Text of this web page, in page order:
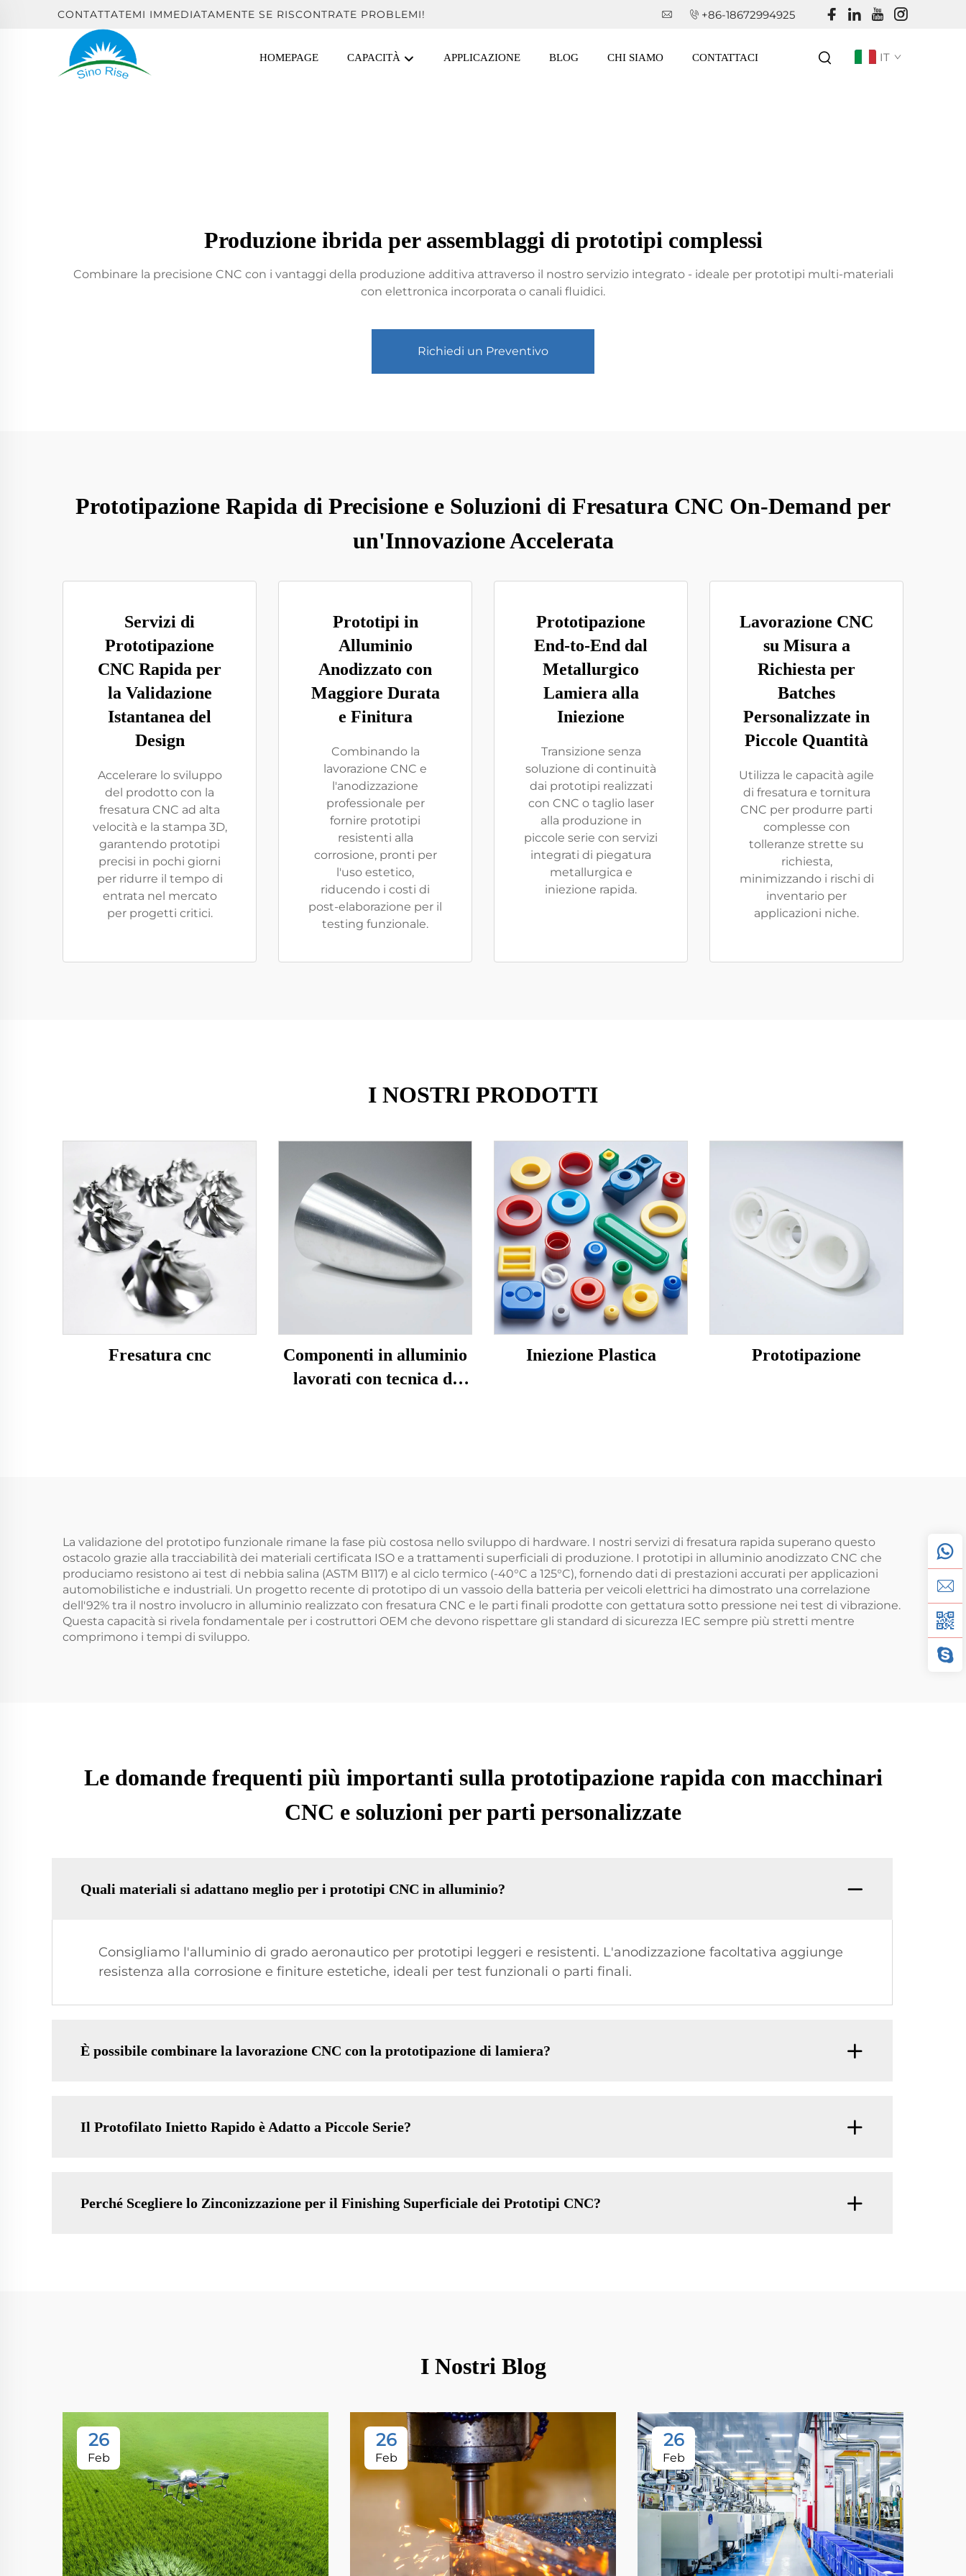
CONTATTATEMI IMMEDIATAMENTE SE RISCONTRATE PROBLEMI! +86-18672994925
HOMEPAGE CAPACITÀ APPLICAZIONE BLOG CHI SIAMO CONTATTACI IT
Produzione ibrida per assemblaggi di prototipi complessi
Combinare la precisione CNC con i vantaggi della produzione additiva attraverso il nostro servizio integrato - ideale per prototipi multi-materiali
con elettronica incorporata o canali fluidici.
Richiedi un Preventivo
Prototipazione Rapida di Precisione e Soluzioni di Fresatura CNC On-Demand per
un'Innovazione Accelerata
Servizi di
Prototipazione
CNC Rapida per
la Validazione
Istantanea del
Design
Accelerare lo sviluppo
del prodotto con la
fresatura CNC ad alta
velocità e la stampa 3D,
garantendo prototipi
precisi in pochi giorni
per ridurre il tempo di
entrata nel mercato
per progetti critici.
Prototipi in
Alluminio
Anodizzato con
Maggiore Durata
e Finitura
Combinando la
lavorazione CNC e
l'anodizzazione
professionale per
fornire prototipi
resistenti alla
corrosione, pronti per
l'uso estetico,
riducendo i costi di
post-elaborazione per il
testing funzionale.
Prototipazione
End-to-End dal
Metallurgico
Lamiera alla
Iniezione
Transizione senza
soluzione di continuità
dai prototipi realizzati
con CNC o taglio laser
alla produzione in
piccole serie con servizi
integrati di piegatura
metallurgica e
iniezione rapida.
Lavorazione CNC
su Misura a
Richiesta per
Batches
Personalizzate in
Piccole Quantità
Utilizza le capacità agile
di fresatura e tornitura
CNC per produrre parti
complesse con
tolleranze strette su
richiesta,
minimizzando i rischi di
inventario per
applicazioni niche.
I NOSTRI PRODOTTI
Fresatura cnc
Componenti in alluminio
lavorati con tecnica di
Iniezione Plastica Prototipazione
La validazione del prototipo funzionale rimane la fase più costosa nello sviluppo di hardware. I nostri servizi di fresatura rapida superano questo
ostacolo grazie alla tracciabilità dei materiali certificata ISO e a trattamenti superficiali di produzione. I prototipi in alluminio anodizzato CNC che
produciamo resistono ai test di nebbia salina (ASTM B117) e al ciclo termico (-40°C a 125°C), fornendo dati di prestazioni accurati per applicazioni
automobilistiche e industriali. Un progetto recente di prototipo di un vassoio della batteria per veicoli elettrici ha dimostrato una correlazione
dell'92% tra il nostro involucro in alluminio realizzato con fresatura CNC e le parti finali prodotte con gettatura sotto pressione nei test di vibrazione.
Questa capacità si rivela fondamentale per i costruttori OEM che devono rispettare gli standard di sicurezza IEC sempre più stretti mentre
comprimono i tempi di sviluppo.
Le domande frequenti più importanti sulla prototipazione rapida con macchinari
CNC e soluzioni per parti personalizzate
Quali materiali si adattano meglio per i prototipi CNC in alluminio?
Consigliamo l'alluminio di grado aeronautico per prototipi leggeri e resistenti. L'anodizzazione facoltativa aggiunge
resistenza alla corrosione e finiture estetiche, ideali per test funzionali o parti finali.
È possibile combinare la lavorazione CNC con la prototipazione di lamiera?
Il Protofilato Inietto Rapido è Adatto a Piccole Serie?
Perché Scegliere lo Zinconizzazione per il Finishing Superficiale dei Prototipi CNC?
I Nostri Blog
26
Feb
26
Feb
26
Feb